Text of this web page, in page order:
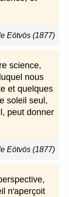
Eötvös (1877)
science,
nous
et quelques
soleil seul,
peut donner
Eötvös (1877)
n'aperçoit